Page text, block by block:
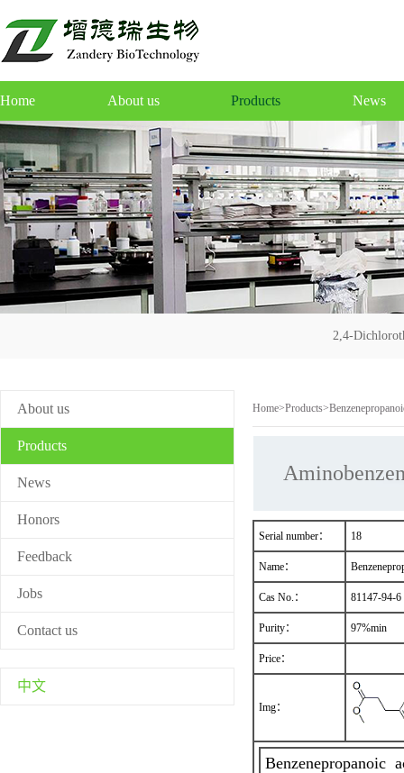
Home About us Products News
2,4-
About us
Products
News
Honors
Feedback
Jobs
Contact us
中文
Home>Products>
Serial number： 18
Name：
Cas No.： 81147-94-6
Purity： 97%min
Price：
Img：
Benzenepropanoic